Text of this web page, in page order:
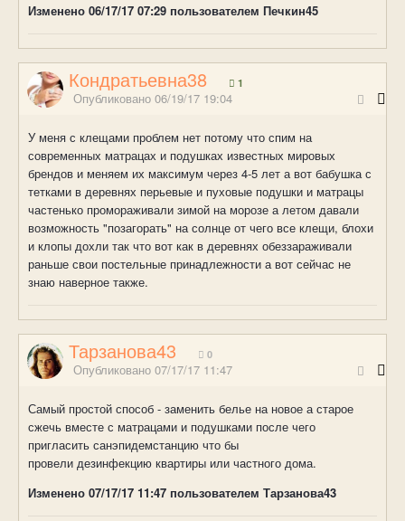
Изменено 06/17/17 07:29 пользователем Печкин45
Кондратьевна38 1
Опубликовано 06/19/17 19:04
У меня с клещами проблем нет потому что спим на
современных матрацах и подушках известных мировых
брендов и меняем их максимум через 4-5 лет а вот бабушка с
тетками в деревнях перьевые и пуховые подушки и матрацы
частенько промораживали зимой на морозе а летом давали
возможность "позагорать" на солнце от чего все клещи, блохи
и клопы дохли так что вот как в деревнях обеззараживали
раньше свои постельные принадлежности а вот сейчас не
знаю наверное также.
Тарзанова43 0
Опубликовано 07/17/17 11:47
Самый простой способ - заменить белье на новое а старое
сжечь вместе с матрацами и подушками после чего
пригласить санэпидемстанцию что бы
провели дезинфекцию квартиры или частного дома.
Изменено 07/17/17 11:47 пользователем Тарзанова43